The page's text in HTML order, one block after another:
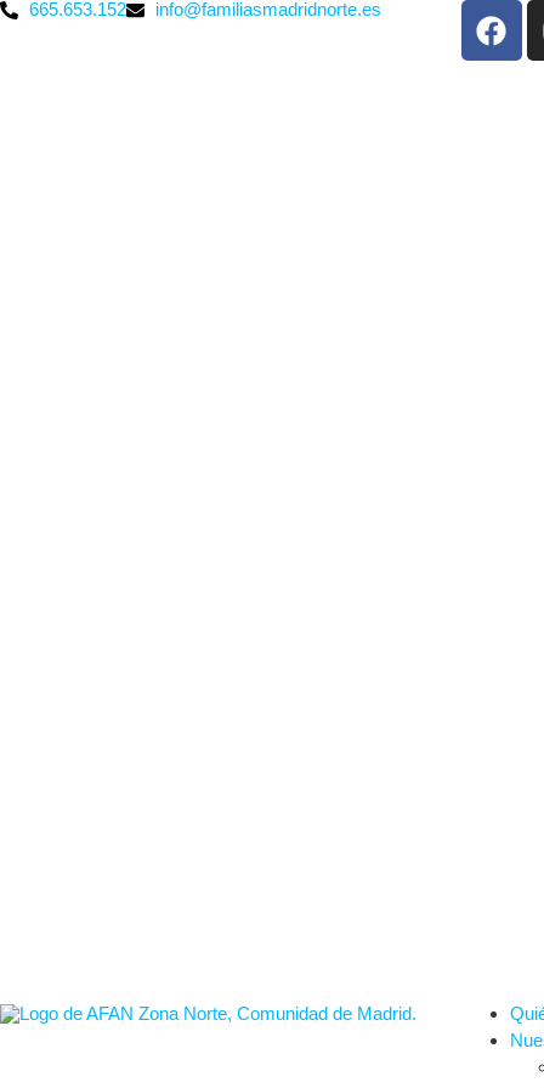
665.653.152 info@familiasmadridnorte.es